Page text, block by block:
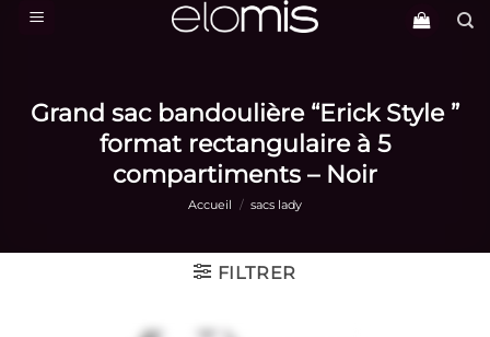
Passer
Grand sac bandoulière “Erick Style ”
format rectangulaire à 5
compartiments – Noir
Accueil / sacs lady
FILTRER